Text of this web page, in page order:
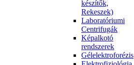
készítők,
Rekeszek)
Laboratóriumi
Centrifugák
Képalkotó
rendszerek
Gélelektroforézis